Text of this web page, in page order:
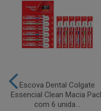
Escova Dental Colgate
Essencial Clean Macia
com 6 unida...